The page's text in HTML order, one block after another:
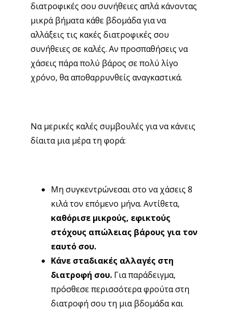
διατροφικές σου συνήθειες απλά κάνοντας
μικρά βήματα κάθε βδομάδα για να
αλλάξεις τις κακές διατροφικές σου
συνήθειες σε καλές. Αν προσπαθήσεις να
χάσεις πάρα πολύ βάρος σε πολύ λίγο
χρόνο, θα αποθαρρυνθείς αναγκαστικά.
Να μερικές καλές συμβουλές για να κάνεις
δίαιτα μια μέρα τη φορά:
Μη συγκεντρώνεσαι στο να χάσεις 8
κιλά τον επόμενο μήνα. Αντίθετα,
καθόρισε μικρούς, εφικτούς
στόχους απώλειας βάρους για τον
εαυτό σου.
Κάνε σταδιακές αλλαγές στη
διατροφή σου.Για παράδειγμα,
πρόσθεσε περισσότερα φρούτα στη
διατροφή σου τη μια βδομάδα και